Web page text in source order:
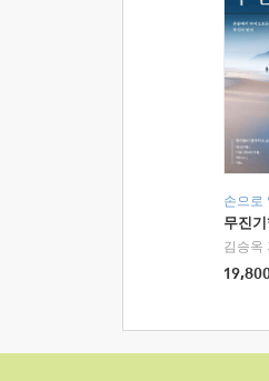
손으로
무진
김승옥